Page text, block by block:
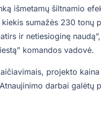
išmetamų šiltnamio
sumažės 230 tonų
ir netiesioginę
komandos vadovė.
projekto
darbai galėtų